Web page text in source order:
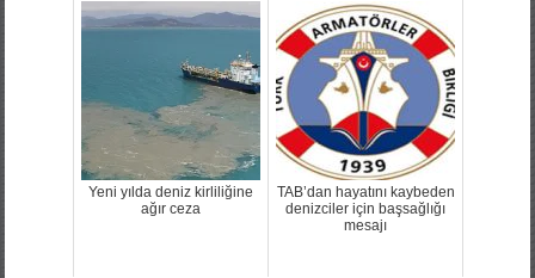
Yeni yılda deniz kirliliğine
ağır ceza
TAB’dan hayatını kaybeden
denizciler için başsağlığı
mesajı